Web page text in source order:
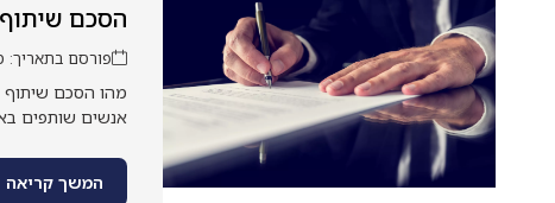
הסכם
פורסם בתאריך: מרץ
מהו הסכם שיתוף
אנשים שותפים
המשך קריאה